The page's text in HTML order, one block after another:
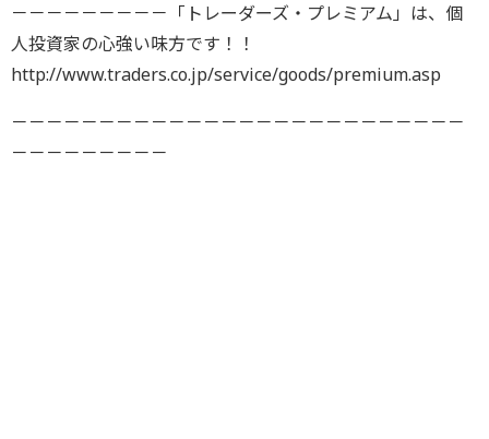
－－－－－－－－－「トレーダーズ・プレミアム」は、個
人投資家の心強い味方です！！
http://www.traders.co.jp/service/goods/premium.asp
－－－－－－－－－－－－－－－－－－－－－－－－－－
－－－－－－－－－